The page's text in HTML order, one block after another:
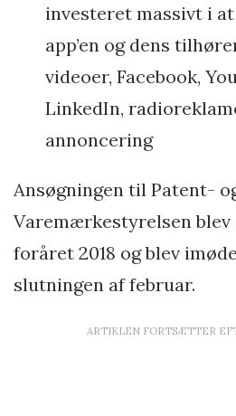
investeret massivt i
app’en og dens
videoer, Facebook,
LinkedIn,
annoncering
Ansøgningen til Patent-
Varemærkestyrelsen blev
foråret 2018 og blev
slutningen af februar.
ARTIKLEN FORTSÆTTER